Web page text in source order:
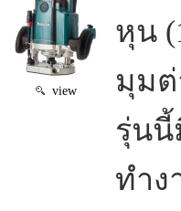
view
หุน
มุมต่
รุ่น
ทำง